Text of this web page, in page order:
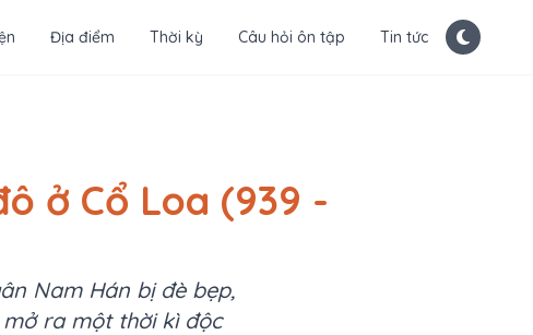
Địa điểm Thời kỳ Câu hỏi ôn tập Tin tức
ở Cổ Loa (939 -
Nam Hán bị đè bẹp,
ra một thời kì độc